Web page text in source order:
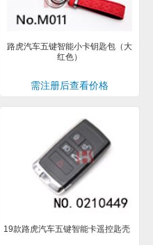
路虎汽车五键智能小卡钥匙包（大
红色）
需注册后查看价格
19款路虎汽车五键智能卡遥控匙壳